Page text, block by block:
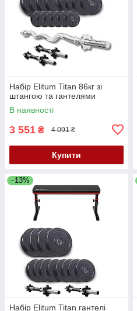
Набір Elitum Titan 86кг зі
штангою та гантелями
В наявності
3 551 ₴ 4 091 ₴
Купити
–13%
Набір Elitum Titan гантелі